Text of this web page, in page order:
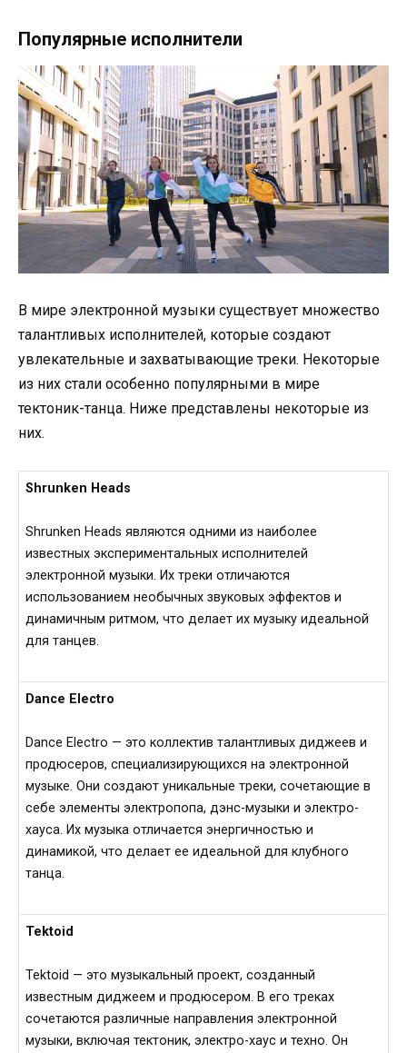
Популярные исполнители
В мире электронной музыки существует множество
талантливых исполнителей, которые создают
увлекательные и захватывающие треки. Некоторые
из них стали особенно популярными в мире
тектоник-танца. Ниже представлены некоторые из
них.
Shrunken Heads
Shrunken Heads являются одними из наиболее
известных экспериментальных исполнителей
электронной музыки. Их треки отличаются
использованием необычных звуковых эффектов и
динамичным ритмом, что делает их музыку идеальной
для танцев.
Dance Electro
Dance Electro — это коллектив талантливых диджеев и
продюсеров, специализирующихся на электронной
музыке. Они создают уникальные треки, сочетающие в
себе элементы электропопа, дэнс-музыки и электро-
хауса. Их музыка отличается энергичностью и
динамикой, что делает ее идеальной для клубного
танца.
Tektoid
Tektoid — это музыкальный проект, созданный
известным диджеем и продюсером. В его треках
сочетаются различные направления электронной
музыки, включая тектоник, электро-хаус и техно. Он